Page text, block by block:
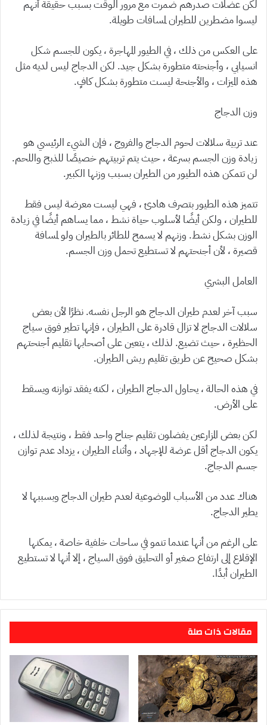
لكن عضلات صدرهم ضمرت مع مرور الوقت بسبب حقيقة أنهم
ليسوا مضطرين للطيران لمسافات طويلة.
على العكس من ذلك ، في الطيور المهاجرة ، يكون للجسم شكل
انسيابي ، وأجنحته متطورة بشكل جيد. لكن الدجاج ليس لديه مثل
هذه الميزات ، والأجنحة ليست متطورة بشكل كافٍ.
وزن الدجاج
عند تربية سلالات لحوم الدجاج والفروج ، فإن الشيء الرئيسي هو
زيادة وزن الجسم بسرعة ، حيث يتم تربيتهم خصيصًا للذبح واللحم.
لن تتمكن هذه الطيور من الطيران بسبب وزنها الكبير.
تتميز هذه الطيور بتصرف هادئ ، فهي ليست معرضة ليس فقط
للطيران ، ولكن أيضًا لأسلوب حياة نشط ، مما يساهم أيضًا في زيادة
الوزن بشكل نشط. وزنهم لا يسمح للطائر بالطيران ولو لمسافة
قصيرة ، لأن أجنحتهم لا تستطيع تحمل وزن الجسم.
العامل البشري
سبب آخر لعدم طيران الدجاج هو الرجل نفسه. نظرًا لأن بعض
سلالات الدجاج لا تزال قادرة على الطيران ، فإنها تطير فوق سياج
الحظيرة ، حيث تضيع. لذلك ، يتعين على أصحابها تقليم أجنحتهم
بشكل صحيح عن طريق تقليم ريش الطيران.
في هذه الحالة ، يحاول الدجاج الطيران ، لكنه يفقد توازنه ويسقط
على الأرض.
لكن بعض المزارعين يفضلون تقليم جناح واحد فقط ، ونتيجة لذلك ،
يكون الدجاج أقل عرضة للإجهاد ، وأثناء الطيران ، يزداد عدم توازن
جسم الدجاج.
هناك عدد من الأسباب الموضوعية لعدم طيران الدجاج وبسببها لا
يطير الدجاج.
على الرغم من أنها عندما تنمو في ساحات خلفية خاصة ، يمكنها
الإقلاع إلى ارتفاع صغير أو التحليق فوق السياج ، إلا أنها لا تستطيع
الطيران أبدًا.
مقالات ذات صلة